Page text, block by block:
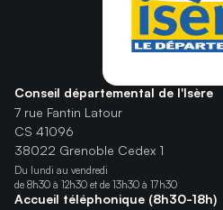
Conseil départemental de l'Isère
7 rue Fantin Latour
CS 41096
38022 Grenoble Cedex 1
Du lundi au vendredi
de 8h30 à 12h30 et de 13h30 à 17h30
Accueil téléphonique (8h30-18h)